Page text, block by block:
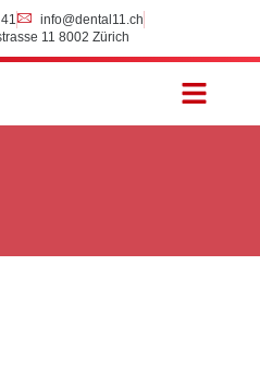
info@dental11.ch
11 8002 Zürich